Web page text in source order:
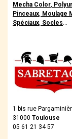
Mecha Color,
Pinceaux, Moulage
Spéciaux, Socles…
1 bis rue
31000 Toulouse
05 61 21 34 57